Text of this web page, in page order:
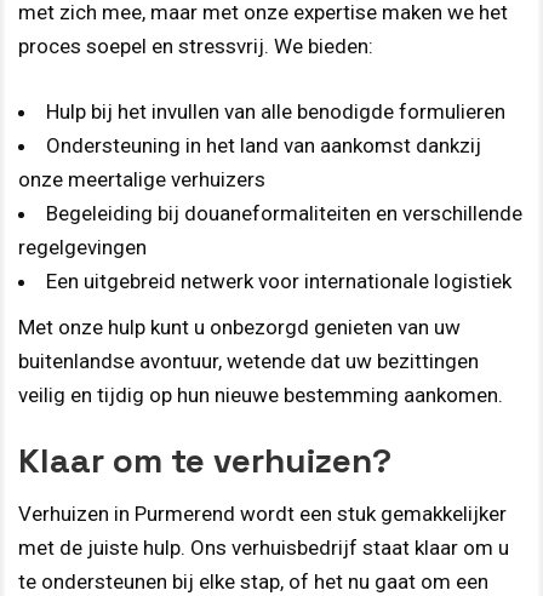
met zich mee, maar met onze expertise maken we het
proces soepel en stressvrij. We bieden:
Hulp bij het invullen van alle benodigde formulieren
Ondersteuning in het land van aankomst dankzij
onze meertalige verhuizers
Begeleiding bij douaneformaliteiten en verschillende
regelgevingen
Een uitgebreid netwerk voor internationale logistiek
Met onze hulp kunt u onbezorgd genieten van uw
buitenlandse avontuur, wetende dat uw bezittingen
veilig en tijdig op hun nieuwe bestemming aankomen.
Klaar om te verhuizen?
Verhuizen in Purmerend wordt een stuk gemakkelijker
met de juiste hulp. Ons verhuisbedrijf staat klaar om u
te ondersteunen bij elke stap, of het nu gaat om een